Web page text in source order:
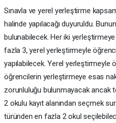
Sınavla ve yerel yerleştirme
halinde yapılacağı duyuruldu.
bulunabilecek. Her iki
fazla 3, yerel yerleştirmeyle
yapılabilecek. Yerel
öğrencilerin yerleştirmeye esas
zorunluluğu bulunmayacak ancak
2 okulu kayıt alanından seçmek
türünden en fazla 2 okul